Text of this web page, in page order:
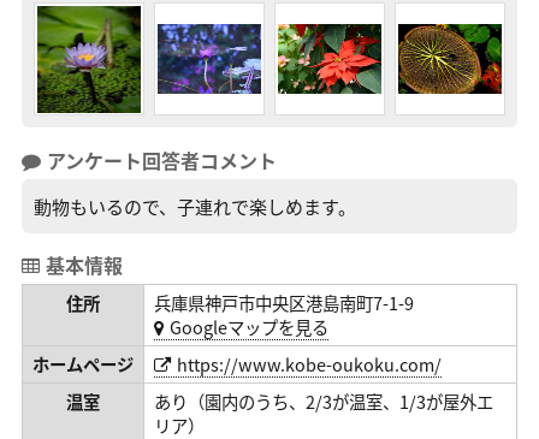
アンケート回答者コメント
動物もいるので、子連れで楽しめます。
基本情報
住所
兵庫県神戸市中央区港島南町7-1-9
Googleマップを見る
ホームページ
https://www.kobe-oukoku.com/
温室
あり（園内のうち、2/3が温室、1/3が屋外エ
リア）